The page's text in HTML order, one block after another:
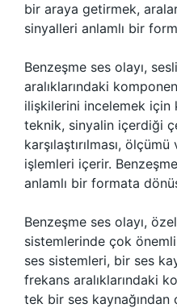
bir araya getirmek,
sinyalleri anlamlı bir
Benzeşme ses olayı,
aralıklarındaki
ilişkilerini incelemek için
teknik, sinyalin içerdiği
karşılaştırılması,
işlemleri içerir.
anlamlı bir formata
Benzeşme ses olayı,
sistemlerinde çok
ses sistemleri, bir ses
frekans aralıklarındaki
tek bir ses kaynağından